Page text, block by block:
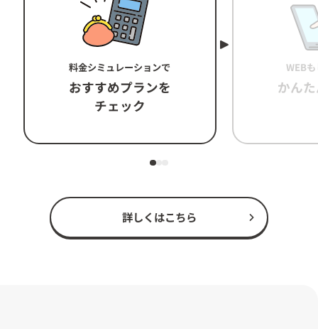
料金シミュレーションで
おすすめプランを
チェック
WEB
かん
詳しくはこちら